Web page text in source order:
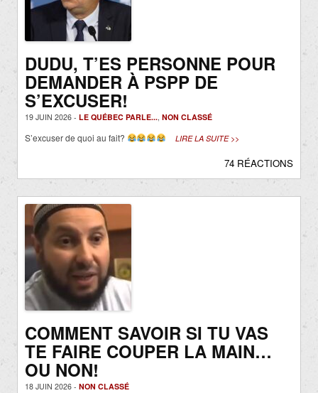
DUDU, T’ES PERSONNE POUR
DEMANDER À PSPP DE
S’EXCUSER!
19 JUIN 2026 - LE QUÉBEC PARLE..., NON CLASSÉ
S’excuser de quoi au fait? LIRE LA SUITE >>
74 RÉACTIONS
COMMENT SAVOIR SI TU VAS
TE FAIRE COUPER LA MAIN…
OU NON!
18 JUIN 2026 - NON CLASSÉ